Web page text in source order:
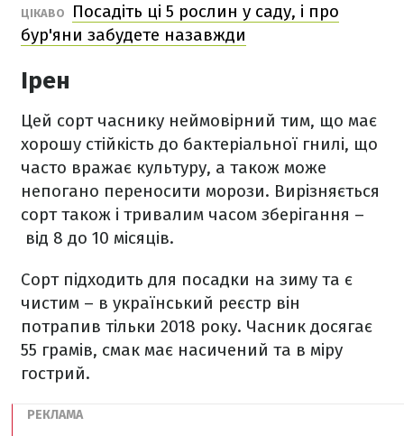
ЦІКАВО
Посадіть ці 5 рослин у саду, і про
бур'яни забудете назавжди
Ірен
Цей сорт часнику неймовірний тим, що має
хорошу стійкість до бактеріальної гнилі, що
часто вражає культуру, а також може
непогано переносити морози. Вирізняється
сорт також і тривалим часом зберігання –
від 8 до 10 місяців.
Сорт підходить для посадки на зиму та є
чистим – в український реєстр він
потрапив тільки 2018 року. Часник досягає
55 грамів, смак має насичений та в міру
гострий.